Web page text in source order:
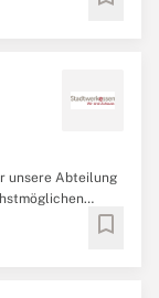
unsere Abteilung
Fragen
bookmark